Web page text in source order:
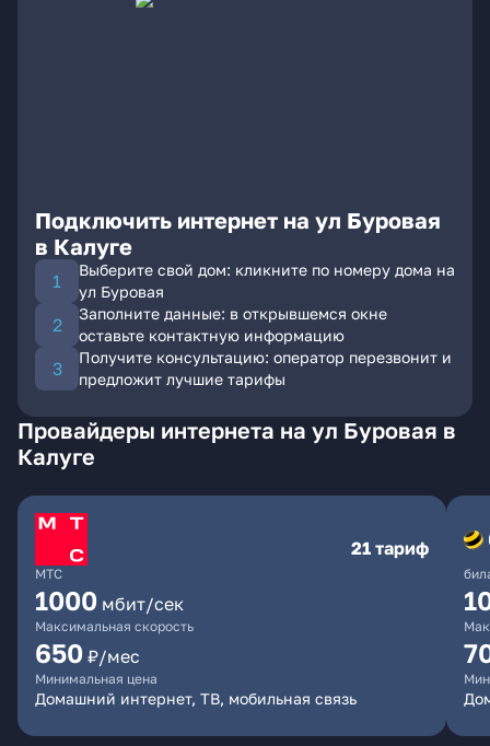
Подключить интернет на ул Буровая
в Калуге
Выберите свой дом: кликните по номеру дома на
ул Буровая
Заполните данные: в открывшемся окне
оставьте контактную информацию
Получите консультацию: оператор перезвонит и
предложит лучшие тарифы
Провайдеры интернета на ул Буровая в
Калуге
МТС
21 тариф
1000 мбит/сек
Максимальная скорость
650 ₽/мес
Минимальная цена
Домашний интернет, ТВ, мобильная связь